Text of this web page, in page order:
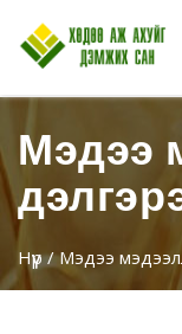
Мэдээ
Нүүр/ Мэдээ